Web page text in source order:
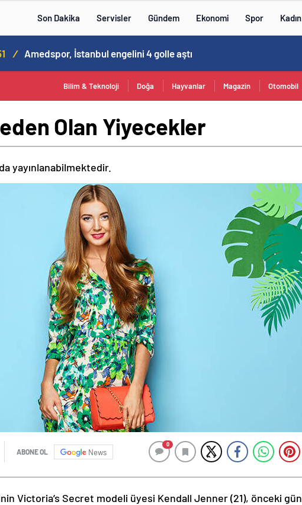
Son Dakika Servisler Gündem Ekonomi Spor Kadın
/
Bilim & Teknoloji Doğa Hayvanlar Magazin Otomobil
Olan Yiyecekler
yayınlanabilmektedir.
ABONE OL News
0
Victoria’s Secret modeli üyesi Kendall Jenner (21), önceki gün